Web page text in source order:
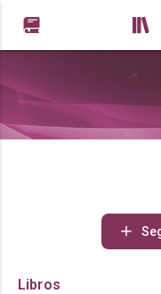
Libros